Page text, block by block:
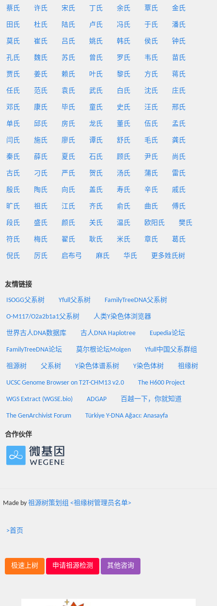
蔡氏 许氏 宋氏 丁氏 余氏 覃氏 金氏
田氏 杜氏 陆氏 卢氏 冯氏 于氏 潘氏
莫氏 崔氏 吕氏 姚氏 韩氏 侯氏 钟氏
孔氏 魏氏 苏氏 曾氏 罗氏 韦氏 苗氏
贾氏 姜氏 赖氏 叶氏 黎氏 方氏 蒋氏
任氏 范氏 袁氏 武氏 白氏 沈氏 庄氏
邓氏 康氏 毕氏 童氏 史氏 汪氏 邢氏
单氏 邱氏 房氏 龙氏 董氏 伍氏 孟氏
闫氏 施氏 廖氏 谭氏 舒氏 毛氏 龚氏
秦氏 薛氏 夏氏 石氏 顾氏 尹氏 尚氏
古氏 刁氏 严氏 贺氏 汤氏 蒲氏 雷氏
殷氏 陶氏 向氏 盖氏 寿氏 辛氏 戚氏
旷氏 祖氏 江氏 齐氏 俞氏 曲氏 傅氏
段氏 盛氏 颜氏 关氏 温氏 欧阳氏 樊氏
符氏 梅氏 翟氏 耿氏 米氏 章氏 葛氏
倪氏 厉氏 启布弓 麻氏 华氏 更多姓氏树
友情链接
ISOGG父系树 Yfull父系树 FamilyTreeDNA父系树
O-M117/O2a2b1a1父系树 人类Y染色体浏览器
世界古人DNA数据库 古人DNA Haplotree Eupedia论坛
FamilyTreeDNA论坛 莫尔根论坛Molgen Yfull中国父系群组
祖源树 父系树 Y染色体谱系树 Y染色体树 祖缘树
UCSC Genome Browser on T2T-CHM13 v2.0 The H600 Project
WGS Extract (WGSE.bio) ADGAP 百越一下，你就知道
The GenArchivist Forum Türkiye Y-DNA Ağacı: Anasayfa
合作伙伴
Made by 祖源树策划组 <祖缘树管理员名单>
>首页
极速上树 申请祖源检测 其他咨询